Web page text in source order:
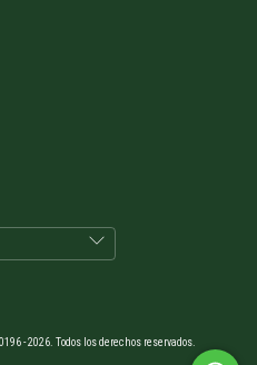
- 2026. Todos los derechos reservados.